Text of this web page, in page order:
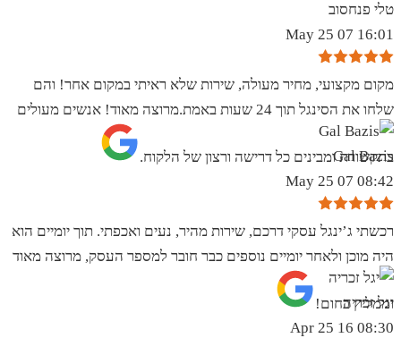
טלי פנחסוב
16:01 07 May 25
מקום מקצועי, מחיר מעולה, שירות שלא ראיתי במקום אחר! והם
שלחו את הסינגל תוך 24 שעות באמת.מרוצה מאוד! אנשים מעולים
בתקשורת ומבינים כל דרישה ורצון של הלקוח.
Gal Bazis
08:42 07 May 25
רכשתי ג’ינגל עסקי דרכם, שירות מהיר, נעים ואכפתי. תוך יומיים הוא
היה מוכן ולאחר יומיים נוספים כבר חובר למספר העסק, מרוצה מאוד
וממליץ בחום!
יגל זכריה
08:30 16 Apr 25